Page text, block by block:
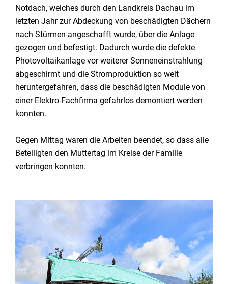
Notdach, welches durch den Landkreis Dachau im
letzten Jahr zur Abdeckung von beschädigten Dächern
nach Stürmen angeschafft wurde, über die Anlage
gezogen und befestigt. Dadurch wurde die defekte
Photovoltaikanlage vor weiterer Sonneneinstrahlung
abgeschirmt und die Stromproduktion so weit
heruntergefahren, dass die beschädigten Module von
einer Elektro-Fachfirma gefahrlos demontiert werden
konnten.
Gegen Mittag waren die Arbeiten beendet, so dass alle
Beteiligten den Muttertag im Kreise der Familie
verbringen konnten.